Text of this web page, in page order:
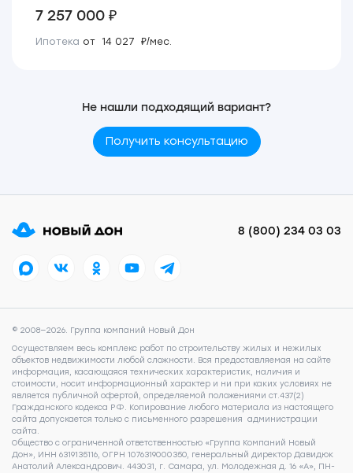
7 257 000 ₽
Ипотека от 14 027 ₽/мес.
Не нашли подходящий вариант?
Получить консультацию
8 (800) 234 03 03
© 2008—2026. Группа компаний Новый Дон
Осуществляем весь комплекс работ по строительству жилых и нежилых
объектов недвижимости любой сложности. Вся предоставляемая на сайте
информация, касающаяся технических характеристик, наличия и
стоимости, носит информационный характер и ни при каких условиях не
является публичной офертой, определяемой положениями ст.437(2)
Гражданского кодекса РФ. Копирование любого материала из настоящего
сайта допускается только с письменного разрешения администрации
сайта.
Общество с ограниченной ответственностью «Группа Компаний Новый
Дон», ИНН 6319135116, ОГРН 1076319000350, генеральный директор Давидюк
Анатолий Александрович. 443031, г. Самара, ул. Молодежная д. 16 «А», ПН-